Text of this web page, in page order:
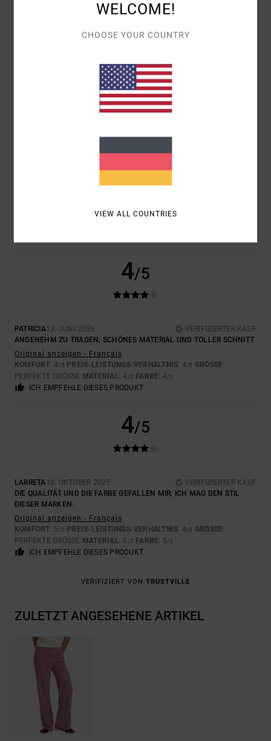
100% UNSERER KUNDEN EMPFEHLEN DIESES PRODUKT
PREIS-LEISTUNGS-VERHÄLTNIS
4.0
4/5
PATRICIA13. JUNI 2026
VERIFIZIERTER KAUF
ANGENEHM ZU TRAGEN, SCHÖNES MATERIAL UND TOLLER SCHNITT
Original anzeigen - Français
KOMFORT: 4/5 PREIS-LEISTUNGS-VERHÄLTNIS: 4/5 GRÖSSE :
PERFEKTE GRÖSSE MATERIAL: 4 /5 FARBE: 4/5
ICH EMPFEHLE DIESES PRODUKT
4/5
LARRETA13. OKTOBER 2025
VERIFIZIERTER KAUF
DIE QUALITÄT UND DIE FARBE GEFALLEN MIR, ICH MAG DEN STIL
DIESER MARKEN.
Original anzeigen - Français
KOMFORT: 5/5 PREIS-LEISTUNGS-VERHÄLTNIS: 4/5 GRÖSSE :
PERFEKTE GRÖSSE MATERIAL: 5 /5 FARBE: 5/5
ICH EMPFEHLE DIESES PRODUKT
VERIFIZIERT VON TRUSTVILLE
ZULETZT ANGESEHENE ARTIKEL
WELCOME!
CHOOSE YOUR COUNTRY
VIEW ALL COUNTRIES